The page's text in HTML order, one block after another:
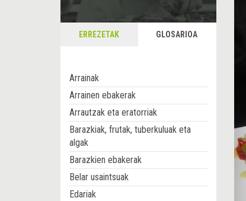
ERREZETAK GLOSARIOA
Arrainak
Arrainen ebakerak
Arrautzak eta eratorriak
Barazkiak, frutak, tuberkuluak eta
algak
Barazkien ebakerak
Belar usaintsuak
Edariak